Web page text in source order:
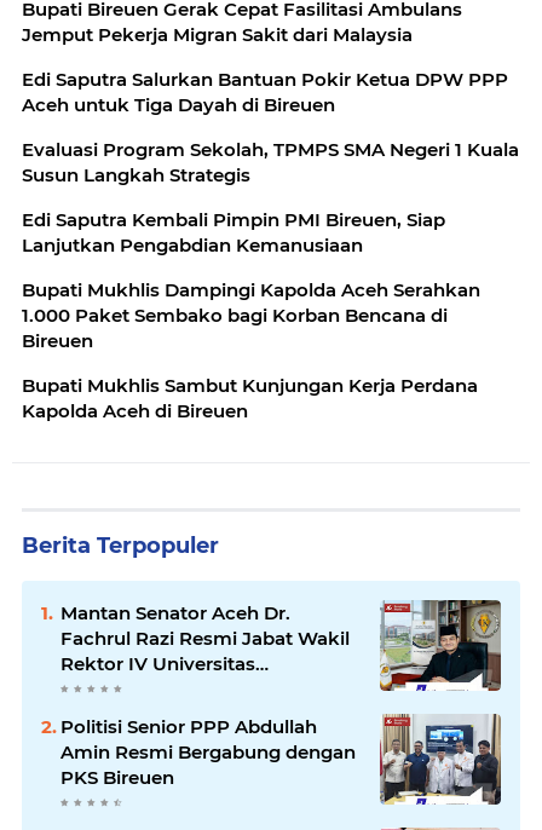
Bupati Bireuen Gerak Cepat Fasilitasi Ambulans
Jemput Pekerja Migran Sakit dari Malaysia
Edi Saputra Salurkan Bantuan Pokir Ketua DPW PPP
Aceh untuk Tiga Dayah di Bireuen
Evaluasi Program Sekolah, TPMPS SMA Negeri 1 Kuala
Susun Langkah Strategis
Edi Saputra Kembali Pimpin PMI Bireuen, Siap
Lanjutkan Pengabdian Kemanusiaan
Bupati Mukhlis Dampingi Kapolda Aceh Serahkan
1.000 Paket Sembako bagi Korban Bencana di
Bireuen
Bupati Mukhlis Sambut Kunjungan Kerja Perdana
Kapolda Aceh di Bireuen
Berita Terpopuler
Mantan Senator Aceh Dr.
Fachrul Razi Resmi Jabat Wakil
Rektor IV Universitas
Kartamulia Purwakarta
Politisi Senior PPP Abdullah
Amin Resmi Bergabung dengan
PKS Bireuen